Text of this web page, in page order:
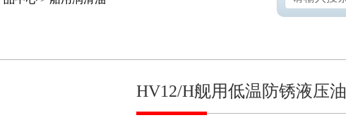
HV12/H舰用低温防锈液压油